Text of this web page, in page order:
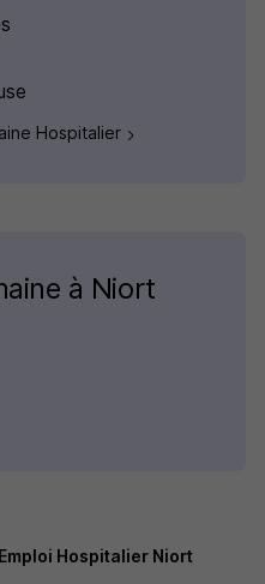
Hospitalier
à Niort
Emploi Hospitalier Niort